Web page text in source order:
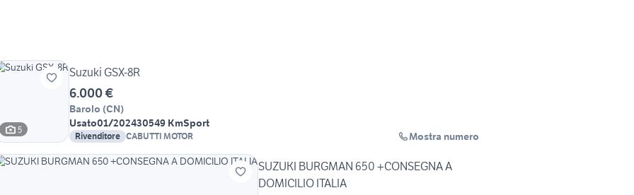
5
Suzuki GSX-8R
6.000 €
Barolo (CN)
Usato01/202430549 KmSport
Rivenditore CABUTTI MOTOR Mostra numero
SUZUKI BURGMAN 650 +CONSEGNA A
DOMICILIO ITALIA